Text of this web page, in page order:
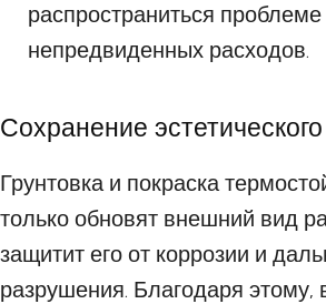
распространиться
непредвиденных расходов.
Сохранение
Грунтовка и покраска
только обновят внешний вид
защитит его от коррозии и
разрушения. Благодаря этому,